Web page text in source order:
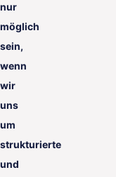
nur
möglich
sein,
wenn
wir
uns
um
strukturierte
und